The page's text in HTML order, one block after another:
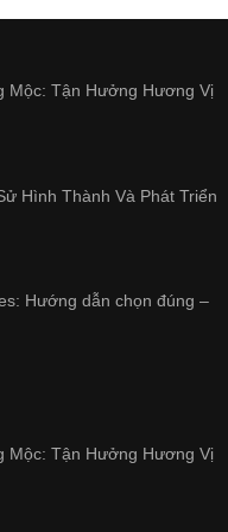
Mộc: Tận Hưởng Hương Vị
Hình Thành Và Phát Triển
Hướng dẫn chọn đúng –
Mộc: Tận Hưởng Hương Vị